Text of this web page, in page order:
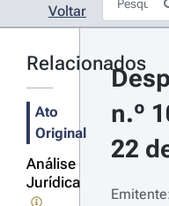
Voltar
Relacionados
Ato
Original
Análise
Jurídica
n.º
22